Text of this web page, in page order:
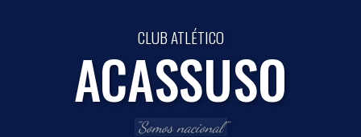
CLUB ATLÉTICO
ACASSUSO
"Somos nacional"